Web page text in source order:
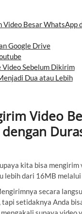
Video Besar WhatsApp
Google Drive
Video Sebelum Dikirim
Dua atau Lebih
Video
kita bisa mengirim
lebih dari 16MB
secara
setidaknya Anda